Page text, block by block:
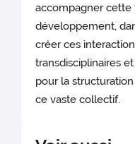
accompagner cette
développement,
créer ces
transdisciplinaires
pour la
ce vaste collectif.​